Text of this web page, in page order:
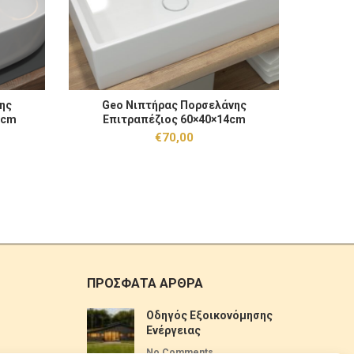
45×40×14.5cm ποσότητα
Geo Νιπτήρας Πορσελάνης Επιτραπέζιος 60×40×14cm
ΠΡΟΣΘΉΚΗ ΣΤΟ ΚΑΛΆΘΙ
Geo Νιπτήρας Πορσελάνης
Επιτραπέζιος 60×40×14cm
€70,00
ΠΡΟΣΦΑΤΑ ΑΡΘΡΑ
Οδηγός Εξοικονόμησης
Ενέργειας